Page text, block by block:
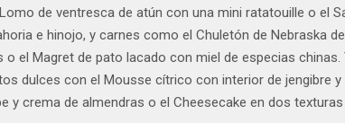
de ventresca de atún con una mini ratatouille o el
e hinojo, y carnes como el Chuletón de Nebraska
o el Magret de pato lacado con miel de especias chinas.
dulces con el Mousse cítrico con interior de jengibre y
y crema de almendras o el Cheesecake en dos